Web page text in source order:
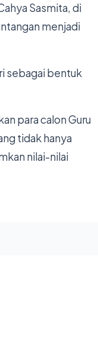
Sasmita, di
menjadi
sebagai bentuk
para calon Guru
tidak hanya
nilai-nilai